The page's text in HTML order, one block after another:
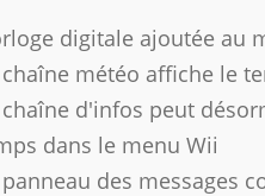
digitale ajoutée au
chaîne météo affiche le
chaîne d'infos peut
dans le menu Wii
panneau des messages